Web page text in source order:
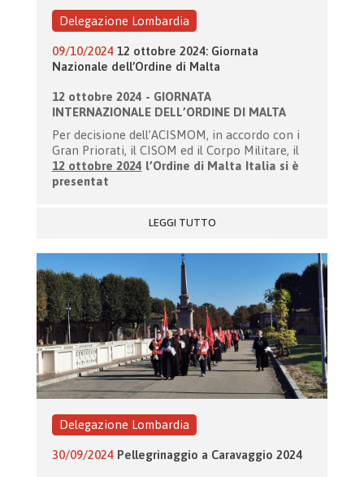
Delegazione Lombardia
09/10/2024 12 ottobre 2024: Giornata
Nazionale dell’Ordine di Malta
12 ottobre 2024 - GIORNATA
INTERNAZIONALE DELL’ORDINE DI MALTA
Per decisione dell’ACISMOM, in accordo con i
Gran Priorati, il CISOM ed il Corpo Militare, il
12 ottobre 2024 l’Ordine di Malta Italia si è
presentat
LEGGI TUTTO
Delegazione Lombardia
30/09/2024 Pellegrinaggio a Caravaggio 2024